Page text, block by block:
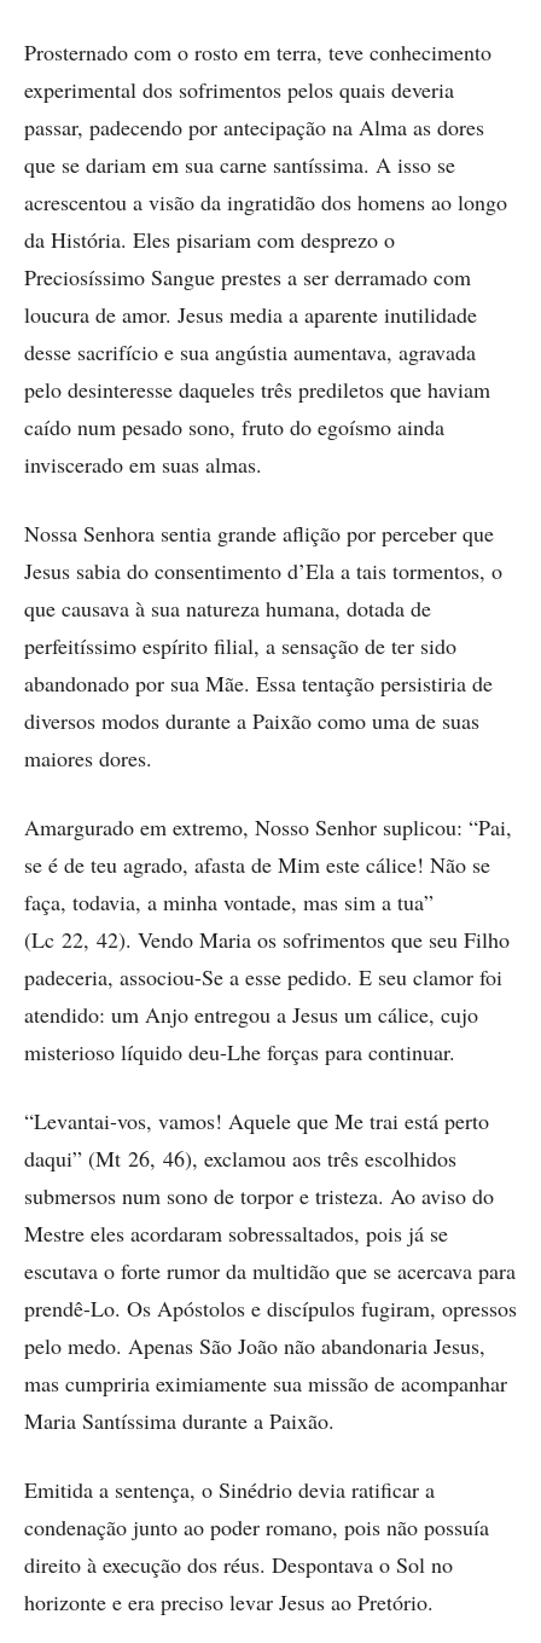
Prosternado com o rosto em terra, teve conhecimento
experimental dos sofrimentos pelos quais ­deveria
passar, padecendo por antecipação na Alma as dores
que se dariam em sua carne santíssima. A isso se
acrescentou a visão da ingratidão dos homens ao longo
da História. Eles pisariam com desprezo o
Preciosíssimo Sangue prestes a ser derramado com
loucura de amor. Jesus media a aparente inutilidade
desse sacrifício e sua angústia aumentava, agravada
pelo desinteresse daqueles três prediletos que haviam
caído num pesado sono, fruto do egoísmo ainda
inviscerado em suas almas.
Nossa Senhora sentia grande aflição por perceber que
Jesus sabia do consentimento d’Ela a tais tormentos, o
que causava à sua natureza humana, dotada de
perfeitíssimo espírito filial, a sensação de ter sido
abandonado por sua Mãe. Essa tentação persistiria de
diversos modos durante a Paixão como uma de suas
maiores dores.
Amargurado em extremo, ­Nosso Senhor suplicou: “Pai,
se é de teu agrado, afasta de Mim este cálice! Não se
faça, todavia, a minha vontade, mas sim a tua”
(Lc 22, 42). Vendo Maria os sofrimentos que seu Filho
padeceria, associou-Se a esse pedido. E seu clamor foi
atendido: um Anjo entregou a Jesus um cálice, cujo
misterioso líquido deu-Lhe forças para continuar.
“Levantai-vos, vamos! Aquele que Me trai está perto
daqui” (Mt 26, 46), exclamou aos três escolhidos
submersos num sono de torpor e tristeza. Ao aviso do
Mestre eles acordaram sobressaltados, pois já se
escutava o forte rumor da multidão que se acercava para
prendê-Lo. Os Apóstolos e discípulos fugiram, opressos
pelo medo. Apenas São João não abandonaria Jesus,
mas cumpriria eximiamente sua missão de acompanhar
Maria Santíssima durante a Paixão.
Emitida a sentença, o Sinédrio devia ratificar a
condenação junto ao poder romano, pois não possuía
direito à execução dos réus. Despontava o Sol no
horizonte e era preciso levar Jesus ao Pretório.